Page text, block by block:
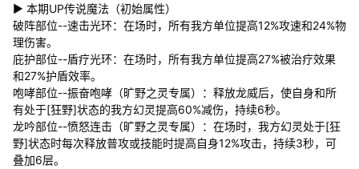
▶ 本期UP传说魔法（初始属性）
破阵部位--速击光环：在场时，所有我方单位提高12%攻速和24%物
理伤害。
庇护部位--盾疗光环：在场时，所有我方单位提高27%被治疗效果
和27%护盾效率。
咆哮部位--振奋咆哮（旷野之灵专属）：释放龙威后，使自身和所
有处于[狂野]状态的我方幻灵提高60%减伤，持续6秒。
龙吟部位--愤怒连击（旷野之灵专属）：在场时，我方幻灵处于[狂
野]状态时每次释放普攻或技能时提高自身12%攻击，持续3秒，可
叠加6层。